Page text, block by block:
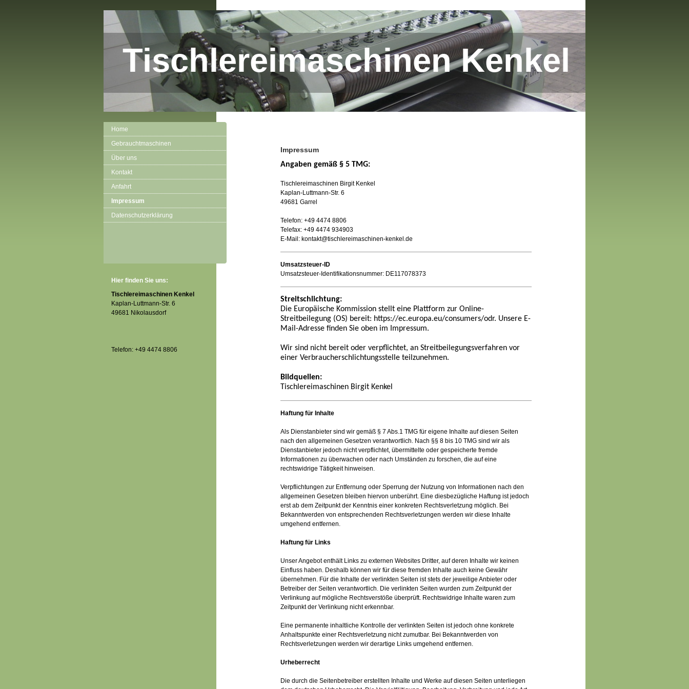
Tischlereimaschinen Kenkel
Impressum
Angaben gemäß § 5 TMG:
Tischlereimaschinen Birgit Kenkel
Kaplan-Luttmann-Str. 6
49681 Garrel
Telefon: +49 4474 8806
Telefax: +49 4474 934903
E-Mail: kontakt@tischlereimaschinen-kenkel.de
Umsatzsteuer-ID
Umsatzsteuer-Identifikationsnummer: DE117078373
Streitschlichtung:
Die Europäische Kommission stellt eine Plattform zur Online-
Streitbeilegung (OS) bereit: https://ec.europa.eu/consumers/odr. Unsere E-
Mail-Adresse finden Sie oben im Impressum.
Wir sind nicht bereit oder verpflichtet, an Streitbeilegungsverfahren vor
einer Verbraucherschlichtungsstelle teilzunehmen.
Bildquellen:
Tischlereimaschinen Birgit Kenkel
Haftung für Inhalte
Als Dienstanbieter sind wir gemäß § 7 Abs.1 TMG für eigene Inhalte auf diesen Seiten
nach den allgemeinen Gesetzen verantwortlich. Nach §§ 8 bis 10 TMG sind wir als
Dienstanbieter jedoch nicht verpflichtet, übermittelte oder gespeicherte fremde
Informationen zu überwachen oder nach Umständen zu forschen, die auf eine
rechtswidrige Tätigkeit hinweisen.
Verpflichtungen zur Entfernung oder Sperrung der Nutzung von Informationen nach den
allgemeinen Gesetzen bleiben hiervon unberührt. Eine diesbezügliche Haftung ist jedoch
erst ab dem Zeitpunkt der Kenntnis einer konkreten Rechtsverletzung möglich. Bei
Bekanntwerden von entsprechenden Rechtsverletzungen werden wir diese Inhalte
umgehend entfernen.
Haftung für Links
Unser Angebot enthält Links zu externen Websites Dritter, auf deren Inhalte wir keinen
Einfluss haben. Deshalb können wir für diese fremden Inhalte auch keine Gewähr
übernehmen. Für die Inhalte der verlinkten Seiten ist stets der jeweilige Anbieter oder
Betreiber der Seiten verantwortlich. Die verlinkten Seiten wurden zum Zeitpunkt der
Verlinkung auf mögliche Rechtsverstöße überprüft. Rechtswidrige Inhalte waren zum
Zeitpunkt der Verlinkung nicht erkennbar.
Eine permanente inhaltliche Kontrolle der verlinkten Seiten ist jedoch ohne konkrete
Anhaltspunkte einer Rechtsverletzung nicht zumutbar. Bei Bekanntwerden von
Rechtsverletzungen werden wir derartige Links umgehend entfernen.
Urheberrecht
Die durch die Seitenbetreiber erstellten Inhalte und Werke auf diesen Seiten unterliegen
Home
Gebrauchtmaschinen
Über uns
Kontakt
Anfahrt
Impressum
Datenschutzerklärung
Hier finden Sie uns:
Tischlereimaschinen Kenkel
Kaplan-Luttmann-Str. 6
49681 Nikolausdorf
Telefon: +49 4474 8806